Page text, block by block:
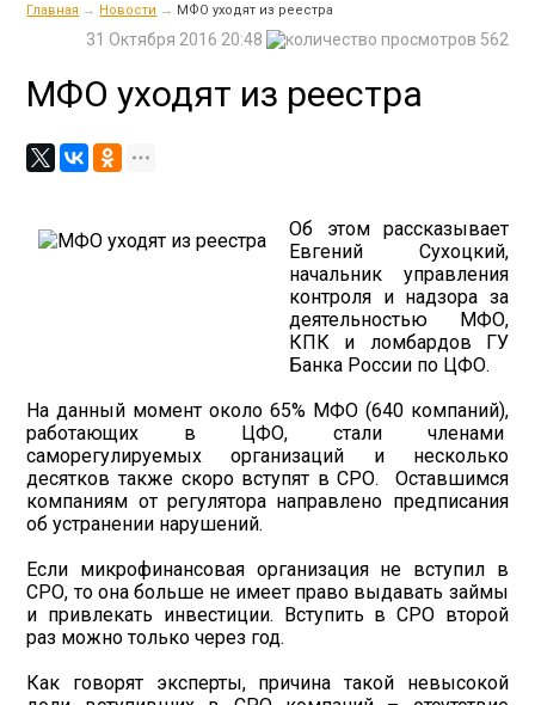
Главная → Новости → МФО уходят из реестра
562
31 Октября 2016 20:48
МФО уходят из реестра
Об этом рассказывает
Евгений Сухоцкий,
начальник управления
контроля и надзора за
деятельностью МФО,
КПК и ломбардов ГУ
Банка России по ЦФО.
На данный момент около 65% МФО (640 компаний),
работающих в ЦФО, стали членами
саморегулируемых организаций и несколько
десятков также скоро вступят в СРО. Оставшимся
компаниям от регулятора направлено предписания
об устранении нарушений.
Если микрофинансовая организация не вступил в
СРО, то она больше не имеет право выдавать займы
и привлекать инвестиции. Вступить в СРО второй
раз можно только через год.
Как говорят эксперты, причина такой невысокой